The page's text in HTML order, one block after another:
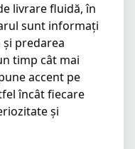
livrare fluidă, în
sunt informați
predarea
timp cât mai
accent pe
încât fiecare
și